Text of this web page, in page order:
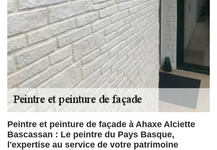
Peintre et peinture de façade à Ahaxe Alciette
Bascassan : Le peintre du Pays Basque,
l'expertise au service de votre patrimoine